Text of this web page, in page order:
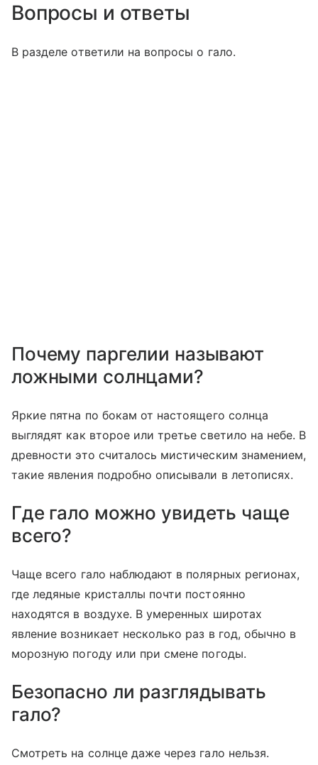
Вопросы и ответы
В разделе ответили на вопросы о гало.
Почему паргелии называют
ложными солнцами?
Яркие пятна по бокам от настоящего солнца
выглядят как второе или третье светило на небе. В
древности это считалось мистическим знамением,
такие явления подробно описывали в летописях.
Где гало можно увидеть чаще
всего?
Чаще всего гало наблюдают в полярных регионах,
где ледяные кристаллы почти постоянно
находятся в воздухе. В умеренных широтах
явление возникает несколько раз в год, обычно в
морозную погоду или при смене погоды.
Безопасно ли разглядывать
гало?
Смотреть на солнце даже через гало нельзя.